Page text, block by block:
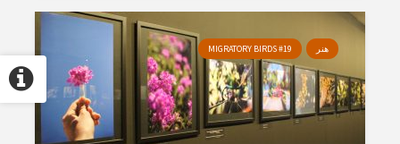
هنر MIGRATORY BIRDS #19